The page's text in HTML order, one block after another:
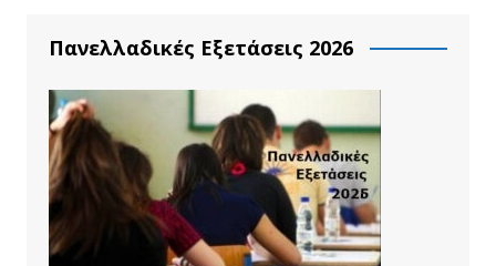
Πανελλαδικές Εξετάσεις 2026